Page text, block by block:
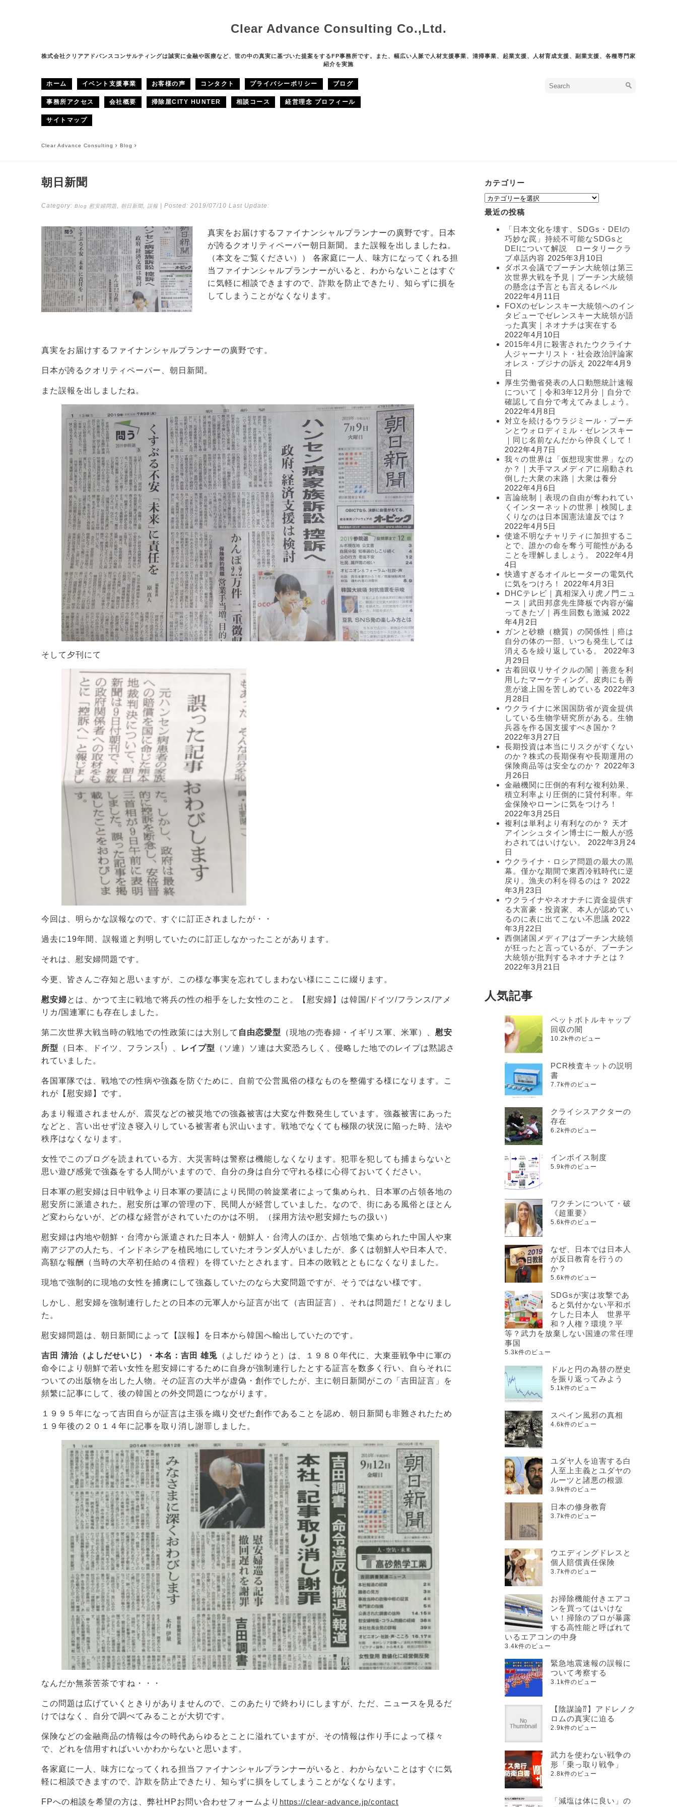
Clear Advance Consulting Co.,Ltd.
株式会社クリアアドバンスコンサルティングは誠実に金融や医療など、世の中の真実に基づいた提案をするFP事務所です。また、幅広い人脈で人材支援事業、清掃事業、起業支援、人材育成支援、副業支援、各種専門家
紹介を実施
ホーム イベント支援事業 お客様の声 コンタクト プライバシーポリシー ブログ
事務所アクセス 会社概要 掃除屋CITY HUNTER 相談コース 経営理念 プロフィール
サイトマップ
Clear Advance Consulting Blog
朝日新聞
Category: Blog 慰安婦問題, 朝日新聞, 誤報 | Posted: 2019/07/10 Last Update:
真実をお届けするファイナンシャルプランナーの廣野です。日本
が誇るクオリティペーパー朝日新聞。また誤報を出しましたね。
（本文をご覧ください）） 各家庭に一人、味方になってくれる担
当ファイナンシャルプランナーがいると、わからないことはすぐ
に気軽に相談できますので、詐欺を防止できたり、知らずに損を
してしまうことがなくなります。
真実をお届けするファイナンシャルプランナーの廣野です。
日本が誇るクオリティペーパー、朝日新聞。
また誤報を出しましたね。
そして夕刊にて
今回は、明らかな誤報なので、すぐに訂正されましたが・・
過去に19年間、誤報道と判明していたのに訂正しなかったことがあります。
それは、慰安婦問題です。
今更、皆さんご存知と思いますが、この様な事実を忘れてしまわない様にここに綴ります。
慰安婦とは、かつて主に戦地で将兵の性の相手をした女性のこと。【慰安婦】は韓国/ドイツ/フランス/アメ
リカ/国連軍にも存在しました。
第二次世界大戦当時の戦地での性政策には大別して 自由恋愛型 （現地の売春婦・イギリス軍、米軍）、 慰安
所型
（日本、ドイツ、フランス [）、 レイプ型
（ソ連）ソ連は大変恐ろしく、侵略した地でのレイプは黙認さ
れていました。
各国軍隊では、戦地での性病や強姦を防ぐために、自前で公営風俗の様なものを整備する様になります。こ
れが【慰安婦】です。
あまり報道されませんが、震災などの被災地での強姦被害は大変な件数発生しています。強姦被害にあった
などと、言い出せず泣き寝入りしている被害者も沢山います。戦地でなくても極限の状況に陥った時、法や
秩序はなくなります。
女性でこのブログを読まれている方、大災害時は警察は機能しなくなります。犯罪を犯しても捕まらないと
思い遊び感覚で強姦をする人間がいますので、自分の身は自分で守れる様に心得ておいてください。
日本軍の慰安婦は日中戦争より日本軍の要請により民間の斡旋業者によって集められ、日本軍の占領各地の
慰安所に派遣された。慰安所は軍の管理の下、民間人が経営していました。なので、街にある風俗とほとん
ど変わらないが、どの様な経営がされていたのかは不明。（採用方法や慰安婦たちの扱い）
慰安婦は内地や朝鮮・台湾から派遣された日本人・朝鮮人・台湾人のほか、占領地で集められた中国人や東
南アジアの人たち、インドネシアを植民地にしていたオランダ人がいましたが、多くは朝鮮人や日本人で、
高額な報酬（当時の大卒初任給の４倍程）を得ていたとされます。日本の敗戦とともになくなりました。
現地で強制的に現地の女性を捕虜にして強姦していたのなら大変問題ですが、そうではない様です。
しかし、慰安婦を強制連行したとの日本の元軍人から証言が出て（吉田証言）、それは問題だ！となりまし
た。
慰安婦問題は、朝日新聞によって【誤報】を日本から韓国へ輸出していたのです。
吉田 清治（よしだせいじ）・本名：吉田 雄兎 （よしだ ゆうと）は、１９８０年代に、大東亜戦争中に軍の
命令により朝鮮で若い女性を慰安婦にするために自身が強制連行したとする証言を数多く行い、自らそれに
ついての出版物を出した人物。その証言の大半が虚偽・創作でしたが、主に朝日新聞がこの「吉田証言」を
頻繁に記事にして、後の韓国との外交問題につながります。
１９９５年になって吉田自らが証言は主張を織り交ぜた創作であることを認め、朝日新聞も非難されたため
１９年後の２０１４年に記事を取り消し謝罪しました。
なんだか無茶苦茶ですね・・・
この問題は広げていくときりがありませんので、このあたりで終わりにしますが、ただ、ニュースを見るだ
けではなく、自分で調べてみることが大切です。
保険などの金融商品の情報は今の時代あらゆるとことに溢れていますが、その情報は作り手によって様々
で、どれを信用すればいいかわからないと思います。
各家庭に一人、味方になってくれる担当ファイナンシャルプランナーがいると、わからないことはすぐに気
軽に相談できますので、詐欺を防止できたり、知らずに損をしてしまうことがなくなります。
FPへの相談を希望の方は、弊社HPお問い合わせフォームより https://clear-advance.jp/contact
カテゴリー
カ
テ
ゴ
最近の投稿
「日本文化を壊す、SDGs・DEIの
巧妙な罠」持続不可能なSDGsと
DEIについて解説 ロータリークラ
ブ卓話内容 2025年3月10日
ダボス会議でプーチン大統領は第三
次世界大戦を予見｜プーチン大統領
の懸念は予言とも言えるレベル
2022年4月11日
FOXのゼレンスキー大統領へのイン
タビューでゼレンスキー大統領が語
った真実｜ネオナチは実在する
2022年4月10日
2015年4月に殺害されたウクライナ
人ジャーナリスト・社会政治評論家
オレス・ブジナの訴え
2022年4月9
日
厚生労働省発表の人口動態統計速報
について｜令和3年12月分｜自分で
確認して自分で考えてみましょう。
2022年4月8日
対立を続けるウラジミール・プーチ
ンとウォロディミル・ゼレンスキー
｜同じ名前なんだから仲良くして！
2022年4月7日
我々の世界は「仮想現実世界」なの
か？｜大手マスメディアに扇動され
倒した大衆の末路｜大衆は養分
2022年4月6日
言論統制｜表現の自由が奪われてい
くインターネットの世界｜検閲しま
くりなのは日本国憲法違反では？
2022年4月5日
使途不明なチャリティに加担するこ
とで、誰かの命を奪う可能性がある
ことを理解しましょう。
2022年4月
4日
快適すぎるオイルヒーターの電気代
に気をつけろ！
2022年4月3日
DHCテレビ｜真相深入り虎ノ門ニュ
ース｜武田邦彦先生降板で内容が偏
ってきたゾ｜再生回数も激減 2022
年4月2日
ガンと砂糖（糖質）の関係性｜癌は
自分の体の一部、いつも発生しては
消えるを繰り返している。
2022年3
月29日
古着回収リサイクルの闇｜善意を利
用したマーケティング。皮肉にも善
意が途上国を苦しめている 2022年3
月28日
ウクライナに米国国防省が資金提供
している生物学研究所がある。生物
兵器を作る国支援すべき国か？
2022年3月27日
長期投資は本当にリスクがすくない
のか？株式の長期保有や長期運用の
保険商品等は安全なのか？
2022年3
月26日
金融機関に圧倒的有利な複利効果、
積立利率より圧倒的に貸付利率。年
金保険やローンに気をつけろ！
2022年3月25日
複利は単利より有利なのか？ 天才
アインシュタイン博士に一般人が惑
わされてはいけない。
2022年3月24
日
ウクライナ・ロシア問題の最大の黒
幕。僅かな期間で東西冷戦時代に逆
戻り。漁夫の利を得るのは？
2022
年3月23日
ウクライナやネオナチに資金提供す
る大富豪・投資家、本人が認めてい
るのに表に出てこない不思議 2022
年3月22日
西側諸国メディアはプーチン大統領
が狂ったと言っているが、プーチン
大統領が批判するネオナチとは？
2022年3月21日
人気記事
ペットボトルキャップ
回収の闇
10.2k件のビュー
PCR検査キットの説明
書
7.7k件のビュー
クライシスアクターの
存在
6.2k件のビュー
インボイス制度
5.9k件のビュー
ワクチンについて・破
《超重要》
5.6k件のビュー
なぜ、日本では日本人
が反日教育を行うの
か？
5.6k件のビュー
SDGsが実は攻撃であ
ると気付かない平和ボ
ケした日本人 世界平
和？人権？環境？平
等？武力を放棄しない国連の常任理
事国
5.3k件のビュー
ドルと円の為替の歴史
を振り返ってみよう
5.1k件のビュー
スペイン風邪の真相
4.6k件のビュー
ユダヤ人を迫害する白
人至上主義とユダヤの
ルーツと諸悪の根源
3.9k件のビュー
日本の修身教育
3.7k件のビュー
ウエディングドレスと
個人賠償責任保険
3.7k件のビュー
お掃除機能付きエアコ
ンを買ってはいけな
い！掃除のプロが暴露
する高性能と呼ばれて
いるエアコンの中身
3.4k件のビュー
緊急地震速報の誤報に
ついて考察する
3.1k件のビュー
【陰謀論⁇】アドレノク
ロムの真実に迫る
2.9k件のビュー
武力を使わない戦争の
形「乗っ取り戦争」
2.8k件のビュー
「減塩は体に良い」の